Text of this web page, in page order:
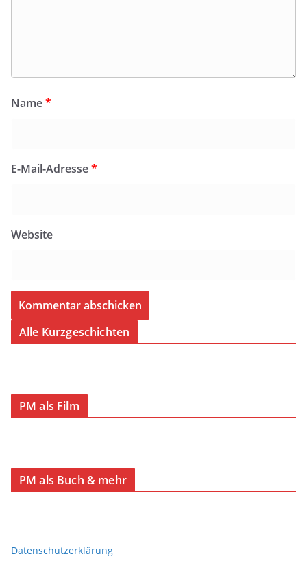
Name*
E-Mail-Adresse*
Website
Alle Kurzgeschichten
PM als Film
PM als Buch & mehr
Datenschutzerklärung